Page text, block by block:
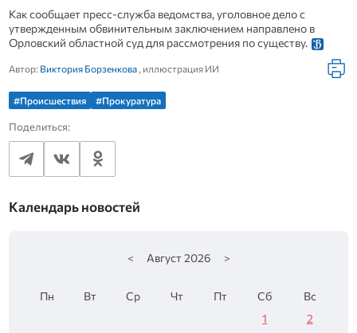
Как сообщает пресс-служба ведомства, уголовное дело с
утвержденным обвинительным заключением направлено в
Орловский областной суд для рассмотрения по существу.
Автор: Виктория Борзенкова, иллюстрация ИИ
#Происшествия #Прокуратура
Поделиться:
Календарь новостей
< Август 2026 >
Пн Вт Ср Чт Пт Сб
Вс
1
2